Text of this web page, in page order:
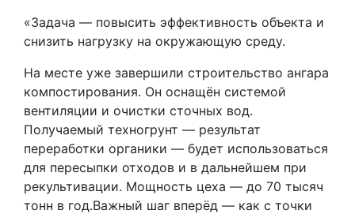
«Задача — повысить эффективность объекта и
снизить нагрузку на окружающую среду.
На месте уже завершили строительство ангара
компостирования. Он оснащён системой
вентиляции и очистки сточных вод.
Получаемый техногрунт — результат
переработки органики — будет использоваться
для пересыпки отходов и в дальнейшем при
рекультивации. Мощность цеха — до 70 тысяч
тонн в год.Важный шаг вперёд — как с точки